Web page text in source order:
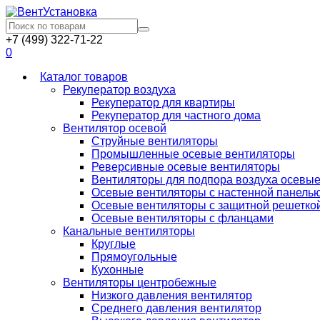
+7 (499) 322-71-22
0
Каталог товаров
Рекуператор воздуха
Рекуператор для квартиры
Рекуператор для частного дома
Вентилятор осевой
Струйные вентиляторы
Промышленные осевые вентиляторы
Реверсивные осевые вентиляторы
Вентиляторы для подпора воздуха осевые
Осевые вентиляторы с настенной
Осевые вентиляторы с защитной
Осевые вентиляторы с фланцами
Канальные вентиляторы
Круглые
Прямоугольные
Кухонные
Вентиляторы центробежные
Низкого давления вентилятор
Среднего давления вентилятор